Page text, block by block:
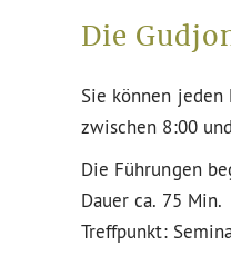
Die
Sie können
zwischen 8:00
Die Führungen
Dauer ca. 75 Min.
Treffpunkt: